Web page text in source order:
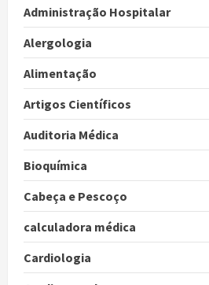
Administração Hospitalar
Alergologia
Alimentação
Artigos Científicos
Auditoria Médica
Bioquímica
Cabeça e Pescoço
calculadora médica
Cardiologia